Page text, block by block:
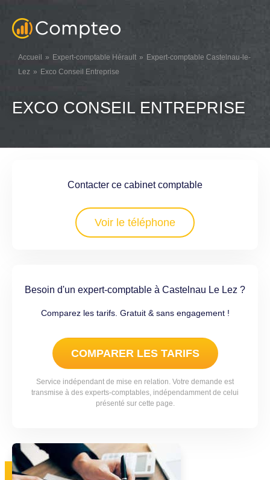
Accueil Expert-comptable Hérault
Expert-comptable Castelnau-le-
Lez
Exco Conseil Entreprise
EXCO CONSEIL ENTREPRISE
Contacter ce cabinet comptable
Voir le téléphone
Besoin d'un expert-comptable à Castelnau Le Lez ?
Comparez les tarifs. Gratuit & sans engagement !
COMPARER LES TARIFS
Service indépendant de mise en relation. Votre demande est
transmise à des experts-comptables, indépendamment de celui
présenté sur cette page.